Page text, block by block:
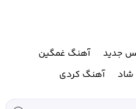
جدید
آهنگ غمگین
آهنگ کردی